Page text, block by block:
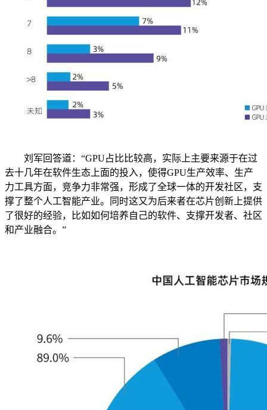
刘军回答道：“GPU占比比较高，实际上主要来源于在过
去十几年在软件生态上面的投入，使得GPU生产效率、生产
力工具方面，竞争力非常强，形成了全球一体的开发社区，支
撑了整个人工智能产业。同时这又为后来者在芯片创新上提供
了很好的经验，比如如何培养自己的软件、支撑开发者、社区
和产业融合。”